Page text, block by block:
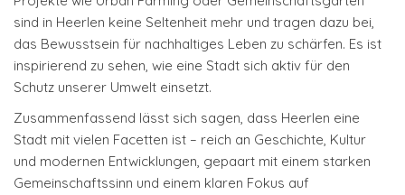
sind in Heerlen keine Seltenheit mehr und tragen dazu bei,
das Bewusstsein für nachhaltiges Leben zu schärfen. Es ist
inspirierend zu sehen, wie eine Stadt sich aktiv für den
Schutz unserer Umwelt einsetzt.
Zusammenfassend lässt sich sagen, dass Heerlen eine
Stadt mit vielen Facetten ist – reich an Geschichte, Kultur
und modernen Entwicklungen, gepaart mit einem starken
Gemeinschaftssinn und einem klaren Fokus auf